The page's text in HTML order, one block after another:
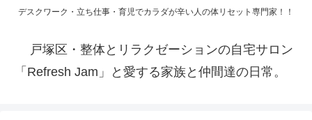
デスクワーク・立ち仕事・育児でカラダが辛い人の体リセット専門家！！
戸塚区・整体とリラクゼーションの自宅サロン
「Refresh Jam」と愛する家族と仲間達の日常。